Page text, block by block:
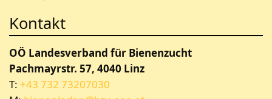
Kontakt
OÖ Landesverband für Bienenzucht
Pachmayrstr. 57, 4040 Linz
T: +43 732 73207030